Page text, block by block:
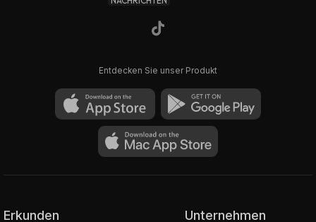
Entdecken Sie unser Produkt
Erkunden Unternehmen